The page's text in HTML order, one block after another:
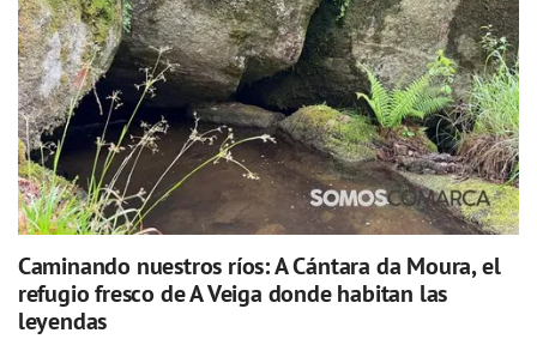
Caminando nuestros ríos: A Cántara da Moura, el
refugio fresco de A Veiga donde habitan las
leyendas